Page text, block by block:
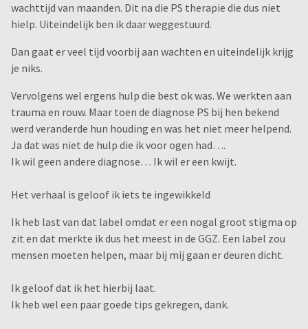
wachttijd van maanden. Dit na die PS therapie die dus niet
hielp. Uiteindelijk ben ik daar weggestuurd.
Dan gaat er veel tijd voorbij aan wachten en uiteindelijk krijg
je niks.
Vervolgens wel ergens hulp die best ok was. We werkten aan
trauma en rouw. Maar toen de diagnose PS bij hen bekend
werd veranderde hun houding en was het niet meer helpend.
Ja dat was niet de hulp die ik voor ogen had….
Ik wil geen andere diagnose… Ik wil er een kwijt.
Het verhaal is geloof ik iets te ingewikkeld
Ik heb last van dat label omdat er een nogal groot stigma op
zit en dat merkte ik dus het meest in de GGZ. Een label zou
mensen moeten helpen, maar bij mij gaan er deuren dicht.
Ik geloof dat ik het hierbij laat.
Ik heb wel een paar goede tips gekregen, dank.